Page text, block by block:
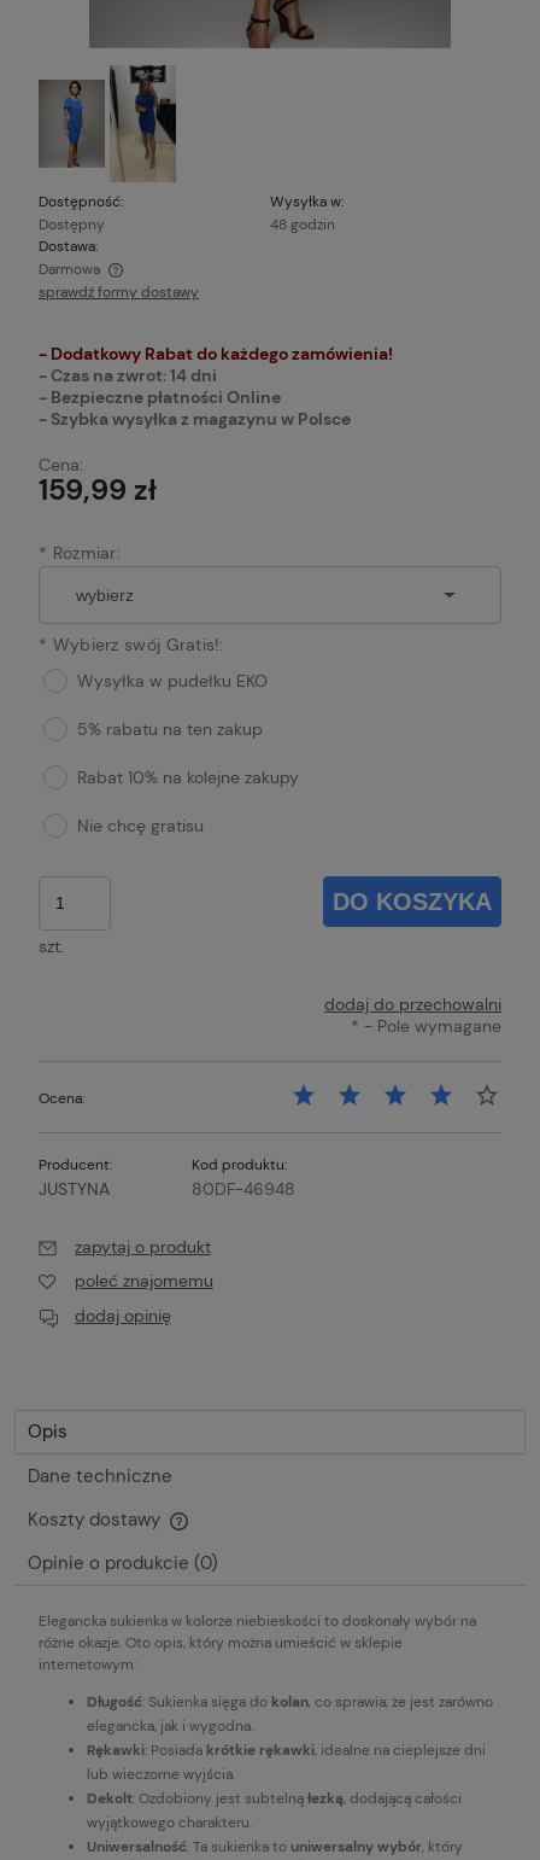
Dostępność:
Dostępny
Wysyłka w:
48 godzin
Dostawa:
Darmowa
Cena nie zawiera ewentualnych kosztów płatności
sprawdź formy dostawy
- Dodatkowy Rabat do każdego zamówienia!
- Czas na zwrot: 14 dni
- Bezpieczne płatności Online
- Szybka wysyłka z magazynu w Polsce
Cena:
159,99 zł
* Rozmiar:
* Wybierz swój Gratis!:
Wysyłka w pudełku EKO
5% rabatu na ten zakup
Rabat 10% na kolejne zakupy
Nie chcę gratisu
szt.
DO KOSZYKA
dodaj do przechowalni
* - Pole wymagane
Ocena:
Producent:
JUSTYNA
Kod produktu:
80DF-46948
zapytaj o produkt
poleć znajomemu
dodaj opinię
Opis
Dane techniczne
Koszty dostawy
Cena nie zawiera ewentualnych kosztów płatności
Opinie o produkcie (0)
Elegancka sukienka w kolorze niebieskości to doskonały wybór na
różne okazje. Oto opis, który można umieścić w sklepie
internetowym:
Długość: Sukienka sięga do kolan, co sprawia, że jest zarówno
elegancka, jak i wygodna.
Rękawki: Posiada krótkie rękawki, idealne na cieplejsze dni
lub wieczorne wyjścia.
Dekolt: Ozdobiony jest subtelnąłezką, dodającą całości
wyjątkowego charakteru.
Uniwersalność: Ta sukienka to uniwersalny wybór, który